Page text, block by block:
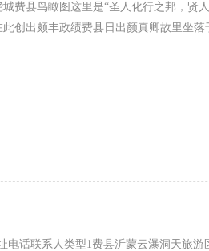
费县鸟瞰图这里是“圣人化行之邦，贤
创出颇丰政绩费县日出颜真卿故里坐
话联系人类型1费县沂蒙云瀑洞天旅